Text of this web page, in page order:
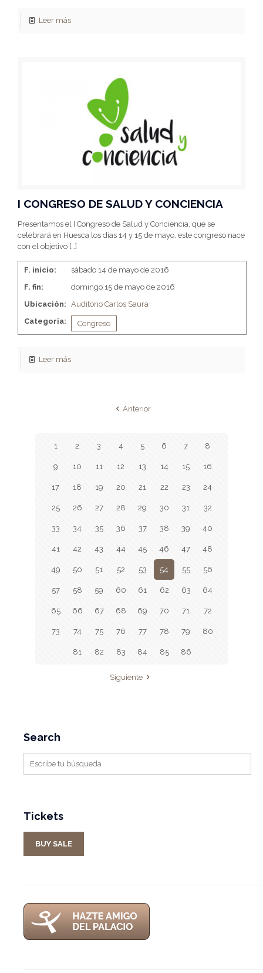
Leer más
I CONGRESO DE SALUD Y CONCIENCIA
Presentamos el I Congreso de Salud y Conciencia, que se
celebrará en Huesca los días 14 y 15 de mayo, este congreso nace
con el objetivo […]
F. inicio:
sábado 14 de mayo de 2016
F. fin:
domingo 15 de mayo de 2016
Ubicación: Auditorio Carlos Saura
Categoria:
Congreso
Leer más
Anterior
1 2 3 4 5 6 7 8
9 10 11 12 13 14 15 16
17 18 19 20 21 22 23 24
25 26 27 28 29 30 31 32
33 34 35 36 37 38 39 40
41 42 43 44 45 46 47 48
49 50 51 52 53 54 55 56
57 58 59 60 61 62 63 64
65 66 67 68 69 70 71 72
73 74 75 76 77 78 79 80
81 82 83 84 85 86
Siguiente
Search
Tickets
BUY SALE